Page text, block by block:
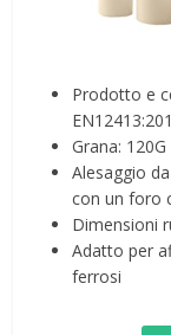
Prodotto e
Grana:
Alesaggio
con un foro
Dimensioni
Adatto per
ferrosi